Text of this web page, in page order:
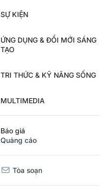
SỰ KIỆN
ỨNG DỤNG & ĐỔI MỚI SÁNG
TẠO
TRI THỨC & KỸ NĂNG SỐNG
MULTIMEDIA
Báo giá
Quảng cáo
Tòa soạn